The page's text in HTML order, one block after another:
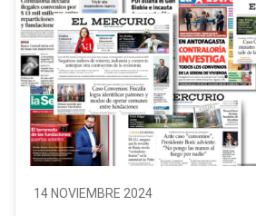
14 NOVIEMBRE 2024